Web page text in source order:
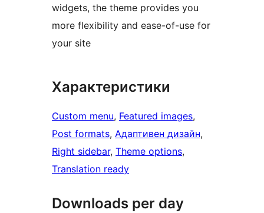
widgets, the theme provides you
more flexibility and ease-of-use for
your site
Характеристики
Custom menu, Featured images
Post formats, Адаптивен дизайн
Right sidebar, Theme options
Translation ready
Downloads per day